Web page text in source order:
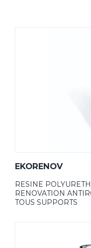
EKORENOV
RESINE
RENOVATION
TOUS SUPPORTS